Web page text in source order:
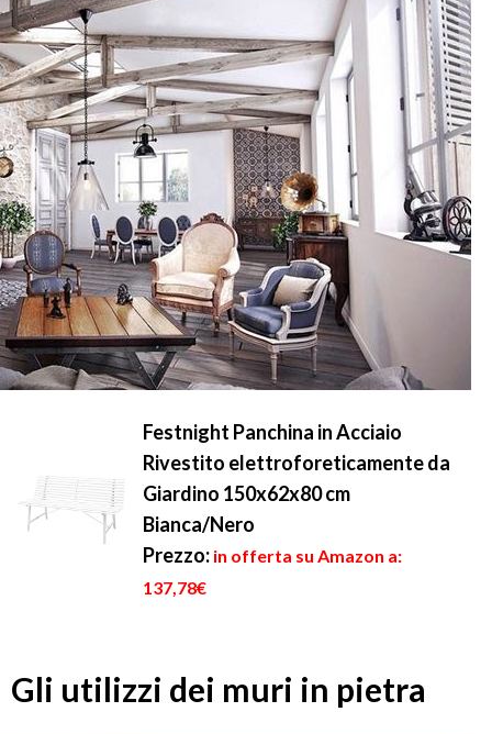
Festnight Panchina in Acciaio
Rivestito elettroforeticamente da
Giardino 150x62x80 cm
Bianca/Nero
Prezzo: in offerta su Amazon a:
137,78€
Gli utilizzi dei muri in pietra